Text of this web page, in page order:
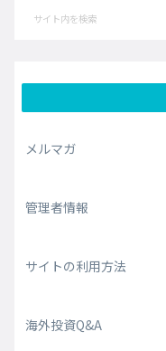
メルマガ
管理者情報
サイトの利用方法
海外投資Q&A